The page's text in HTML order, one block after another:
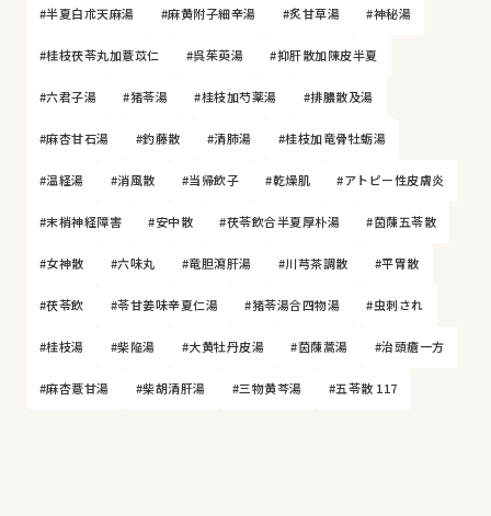
#半夏白朮天麻湯 #麻黄附子細辛湯 #炙甘草湯 #神秘湯
#桂枝茯苓丸加薏苡仁 #呉茱萸湯 #抑肝散加陳皮半夏
#六君子湯 #猪苓湯 #桂枝加芍薬湯 #排膿散及湯
#麻杏甘石湯 #釣藤散 #清肺湯 #桂枝加竜骨牡蛎湯
#温経湯 #消風散 #当帰飲子 #乾燥肌 #アトピー性皮膚炎
#末梢神経障害 #安中散 #茯苓飲合半夏厚朴湯 #茵蔯五苓散
#女神散 #六味丸 #竜胆瀉肝湯 #川芎茶調散 #平胃散
#茯苓飲 #苓甘姜味辛夏仁湯 #猪苓湯合四物湯 #虫刺され
#桂枝湯 #柴陥湯 #大黄牡丹皮湯 #茵蔯蒿湯 #治頭瘡一方
#麻杏薏甘湯 #柴胡清肝湯 #三物黄芩湯 #五苓散 117